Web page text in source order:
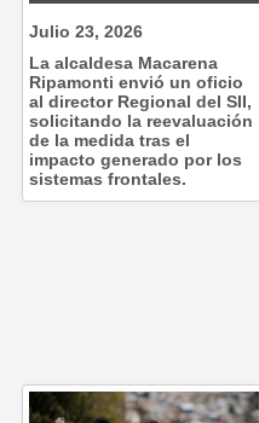
Julio 23, 2026
La alcaldesa Macarena
Ripamonti envió un oficio
al director Regional del SII,
solicitando la reevaluación
de la medida tras el
impacto generado por los
sistemas frontales.